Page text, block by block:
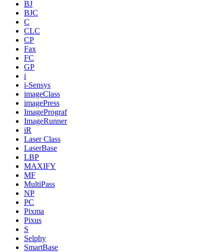
BJ
BJC
C
CLC
CP
Fax
FC
GP
i
i-Sensys
imageClass
imagePress
ImagePrograf
ImageRunner
iR
Laser Class
LaserBase
LBP
MAXIFY
MF
MultiPass
NP
PC
Pixma
Pixus
S
Selphy
SmartBase